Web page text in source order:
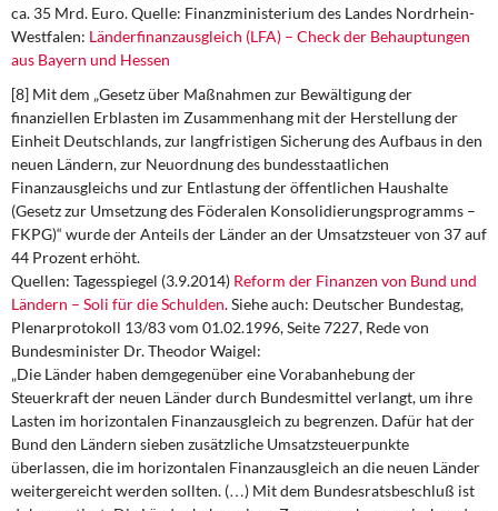
ca. 35 Mrd. Euro. Quelle: Finanzministerium des Landes Nordrhein-
Westfalen: Länderfinanzausgleich (LFA) – Check der Behauptungen
aus Bayern und Hessen
[8] Mit dem „Gesetz über Maßnahmen zur Bewältigung der
finanziellen Erblasten im Zusammenhang mit der Herstellung der
Einheit Deutschlands, zur langfristigen Sicherung des Aufbaus in den
neuen Ländern, zur Neuordnung des bundesstaatlichen
Finanzausgleichs und zur Entlastung der öffentlichen Haushalte
(Gesetz zur Umsetzung des Föderalen Konsolidierungsprogramms –
FKPG)“ wurde der Anteils der Länder an der Umsatzsteuer von 37 auf
44 Prozent erhöht.
Quellen: Tagesspiegel (3.9.2014) Reform der Finanzen von Bund und
Ländern – Soli für die Schulden. Siehe auch: Deutscher Bundestag,
Plenarprotokoll 13/83 vom 01.02.1996, Seite 7227, Rede von
Bundesminister Dr. Theodor Waigel:
„Die Länder haben demgegenüber eine Vorabanhebung der
Steuerkraft der neuen Länder durch Bundesmittel verlangt, um ihre
Lasten im horizontalen Finanzausgleich zu begrenzen. Dafür hat der
Bund den Ländern sieben zusätzliche Umsatzsteuerpunkte
überlassen, die im horizontalen Finanzausgleich an die neuen Länder
weitergereicht werden sollten. (…) Mit dem Bundesratsbeschluß ist